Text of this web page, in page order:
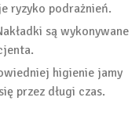
ryzyko podrażnień.
są wykonywane
higienie jamy
przez długi czas.